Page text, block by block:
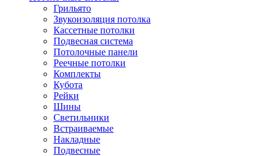
Грильято
Звукоизоляция потолка
Кассетные потолки
Подвесная система
Потолочные панели
Реечные потолки
Комплекты
Кубота
Рейки
Шины
Светильники
Встраиваемые
Накладные
Подвесные